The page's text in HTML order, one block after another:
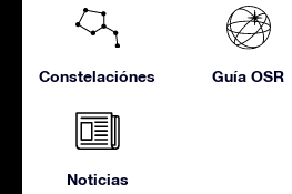
Constelaciónes Guía OSR
Noticias